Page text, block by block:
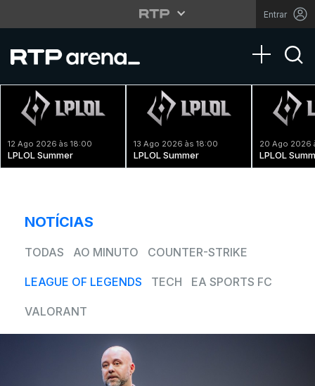
Entrar
Toggle
12 Ago 2026 às 18:00
LPLOL Summer
13 Ago 2026 às 18:00
LPLOL Summer
20 Ago 2026
LPLOL
NOTÍCIAS
TODAS AO MINUTO COUNTER-STRIKE
LEAGUE OF LEGENDS TECH EA SPORTS FC
VALORANT